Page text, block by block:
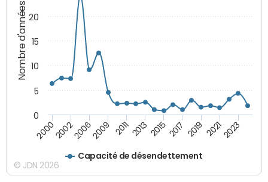
Nombre d'années
Capacité de désendettement
2000200220062009 2011 2013 2015 2017 2019 20212023
0
5
10
15
20
© JDN 2026